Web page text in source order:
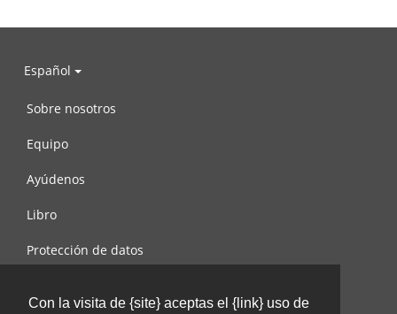
Con la visita de {site} aceptas el {link} uso de
Español
Sobre nosotros
Equipo
Ayúdenos
Libro
Protección de datos